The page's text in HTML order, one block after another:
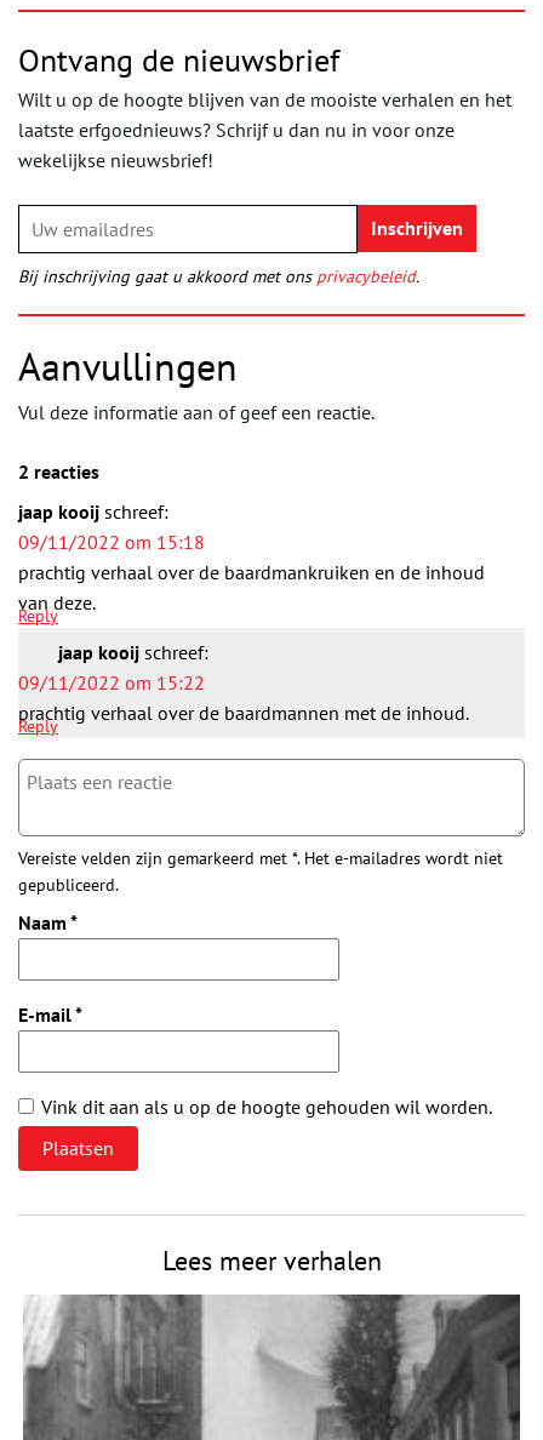
Ontvang de nieuwsbrief
Wilt u op de hoogte blijven van de mooiste verhalen en het
laatste erfgoednieuws? Schrijf u dan nu in voor onze
wekelijkse nieuwsbrief!
Bij inschrijving gaat u akkoord met ons privacybeleid.
Aanvullingen
Vul deze informatie aan of geef een reactie.
2 reacties
jaap kooij schreef:
09/11/2022 om 15:18
prachtig verhaal over de baardmankruiken en de inhoud
van deze.
Reply
jaap kooij schreef:
09/11/2022 om 15:22
prachtig verhaal over de baardmannen met de inhoud.
Reply
Vereiste velden zijn gemarkeerd met *. Het e-mailadres wordt niet
gepubliceerd.
Naam *
E-mail*
Vink dit aan als u op de hoogte gehouden wil worden.
Lees meer verhalen